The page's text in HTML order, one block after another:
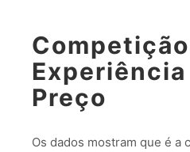
Preço
Os dados mostram que é a